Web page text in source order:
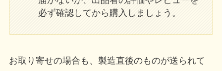
必ず確認してから購入しましょう。
お取り寄せの場合も、製造直後のものが送られて